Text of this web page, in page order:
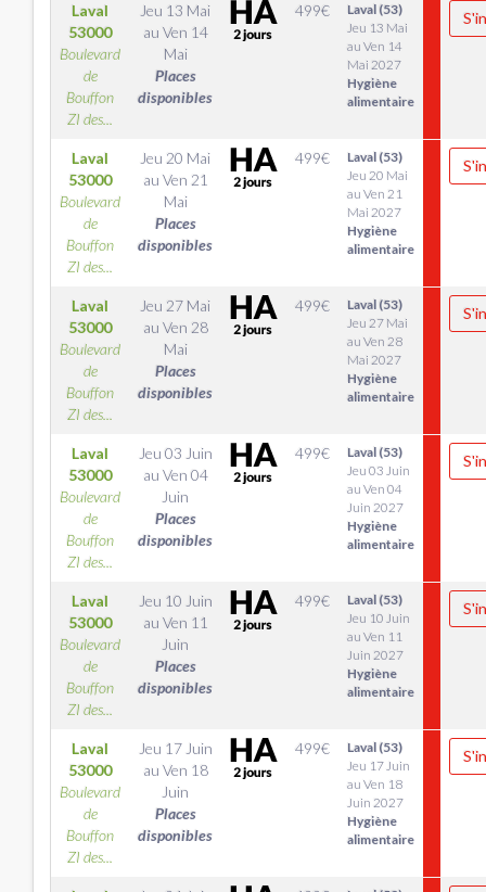
Laval
53000
Boulevard
de
Bouffon
ZI des...
Jeu 13 Mai
au Ven 14
Mai
Places
disponibles
499€
Laval (53)
Jeu 13 Mai
au Ven 14
Mai 2027
Hygiène
alimentaire
Laval
53000
Boulevard
de
Bouffon
ZI des...
Jeu 20 Mai
au Ven 21
Mai
Places
disponibles
499€
Laval (53)
Jeu 20 Mai
au Ven 21
Mai 2027
Hygiène
alimentaire
Laval
53000
Boulevard
de
Bouffon
ZI des...
Jeu 27 Mai
au Ven 28
Mai
Places
disponibles
499€
Laval (53)
Jeu 27 Mai
au Ven 28
Mai 2027
Hygiène
alimentaire
Laval
53000
Boulevard
de
Bouffon
ZI des...
Jeu 03 Juin
au Ven 04
Juin
Places
disponibles
499€
Laval (53)
Jeu 03 Juin
au Ven 04
Juin 2027
Hygiène
alimentaire
Laval
53000
Boulevard
de
Bouffon
ZI des...
Jeu 10 Juin
au Ven 11
Juin
Places
disponibles
499€
Laval (53)
Jeu 10 Juin
au Ven 11
Juin 2027
Hygiène
alimentaire
Laval
53000
Boulevard
de
Bouffon
ZI des...
Jeu 17 Juin
au Ven 18
Juin
Places
disponibles
499€
Laval (53)
Jeu 17 Juin
au Ven 18
Juin 2027
Hygiène
alimentaire